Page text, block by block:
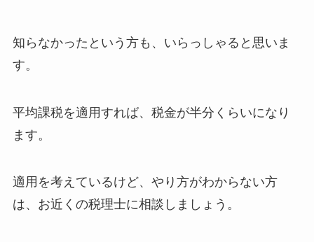
知らなかったという方も、いらっしゃると思いま
す。
平均課税を適用すれば、税金が半分くらいになり
ます。
適用を考えているけど、やり方がわからない方
は、お近くの税理士に相談しましょう。